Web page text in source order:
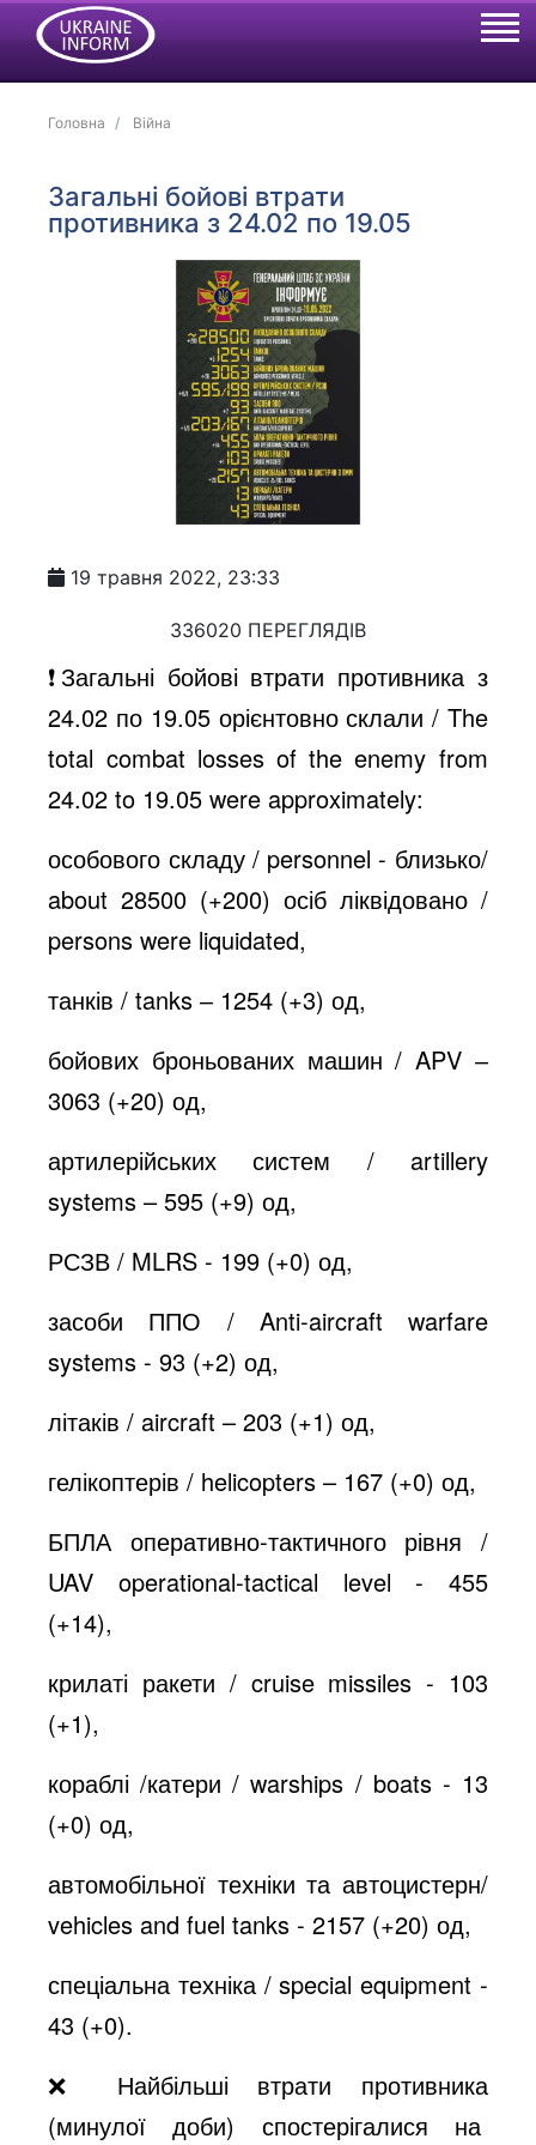
Головна Війна
Загальні бойові втрати
противника з 24.02 по 19.05
19 травня 2022, 23:33
336020 ПЕРЕГЛЯДІВ
❗️Загальні бойові втрати противника з
24.02 по 19.05 орієнтовно склали / The
total combat losses of the enemy from
24.02 to 19.05 were approximately:
особового складу / personnel - близько/
about 28500 (+200) осіб ліквідовано /
persons were liquidated,
танків / tanks ‒ 1254 (+3) од,
бойових броньованих машин / APV ‒
3063 (+20) од,
артилерійських систем / artillery
systems – 595 (+9) од,
РСЗВ / MLRS - 199 (+0) од,
засоби ППО / Anti-aircraft warfare
systems - 93 (+2) од,
літаків / aircraft – 203 (+1) од,
гелікоптерів / helicopters – 167 (+0) од,
БПЛА оперативно-тактичного рівня /
UAV operational-tactical level - 455
(+14),
крилаті ракети / cruise missiles - 103
(+1),
кораблі /катери / warships / boats - 13
(+0) од,
автомобільної техніки та автоцистерн/
vehicles and fuel tanks - 2157 (+20) од,
спеціальна техніка / special equipment -
43 (+0).
❌ Найбільші втрати противника
(минулої доби) спостерігалися на